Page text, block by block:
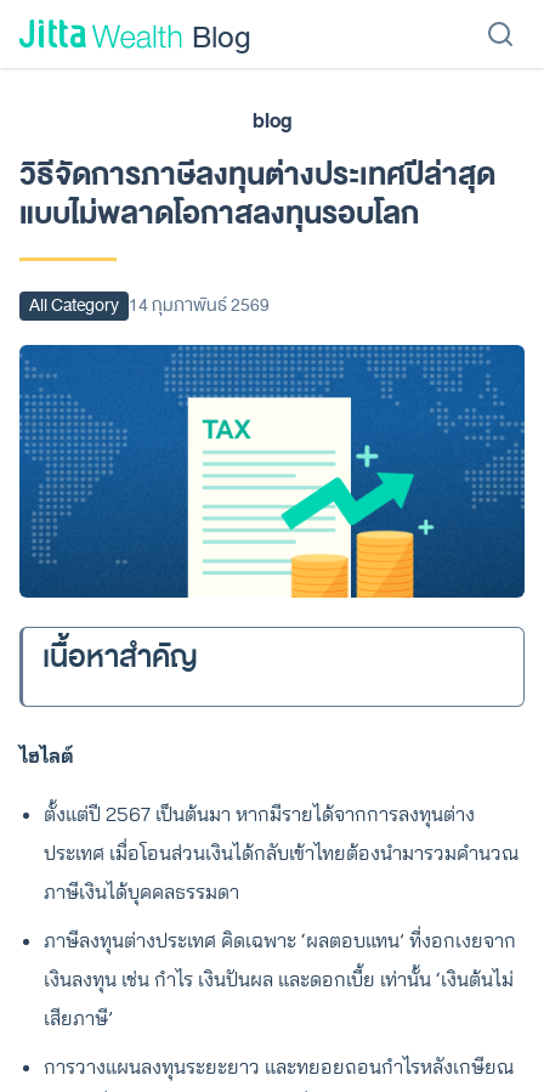
Skip to content - ข้ามไปที่เนื้อหา
Blog
ลงทุนอัตโนมัติ
blog
วิธีจัดการภาษีลงทุนต่างประเทศปีล่าสุด
แบบไม่พลาดโอกาสลงทุนรอบโลก
All Category 14 กุมภาพันธ์ 2569
เนื้อหาสำคัญ
ไฮไลต์
ตั้งแต่ปี 2567 เป็นต้นมา หากมีรายได้จากการลงทุนต่าง
ประเทศ เมื่อโอนส่วนเงินได้กลับเข้าไทยต้องนำมารวมคำนวณ
ภาษีเงินได้บุคคลธรรมดา
ภาษีลงทุนต่างประเทศ คิดเฉพาะ ‘ผลตอบแทน’ ที่งอกเงยจาก
เงินลงทุน เช่น กำไร เงินปันผล และดอกเบี้ย เท่านั้น ‘เงินต้นไม่
เสียภาษี’
การวางแผนลงทุนระยะยาว และทยอยถอนกำไรหลังเกษียณ